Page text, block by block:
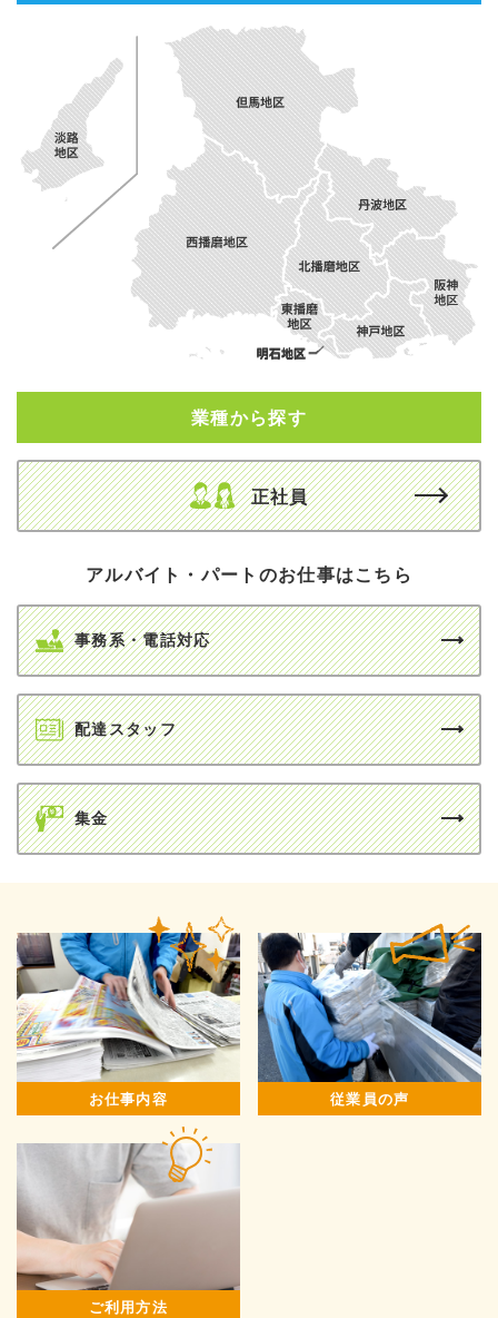
業種から探す
正社員
アルバイト・パートのお仕事はこちら
事務系・電話対応
配達スタッフ
集金
お仕事内容 従業員の声
ご利用方法